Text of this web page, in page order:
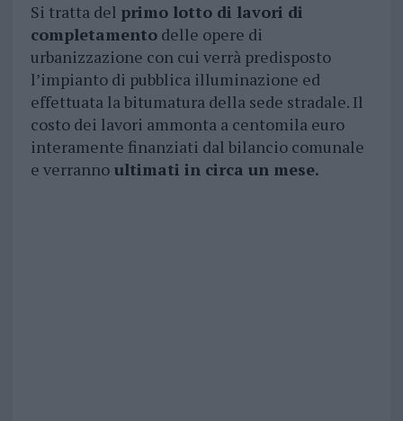
Si tratta del primo lotto di lavori di
completamentodelle opere di
urbanizzazione con cui verrà predisposto
l’impianto di pubblica illuminazione ed
effettuata la bitumatura della sede stradale. Il
costo dei lavori ammonta a centomila euro
interamente finanziati dal bilancio comunale
e verrannoultimati in circa un mese.